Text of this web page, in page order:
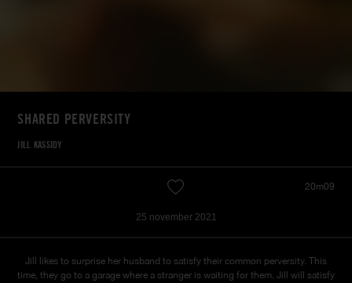
SHARED PERVERSITY
JILL KASSIDY
20m09
25 november 2021
Jill likes to surprise her husband to satisfy their common perversity. This
time, they go to a garage where a stranger is waiting for them. Jill will satisfy